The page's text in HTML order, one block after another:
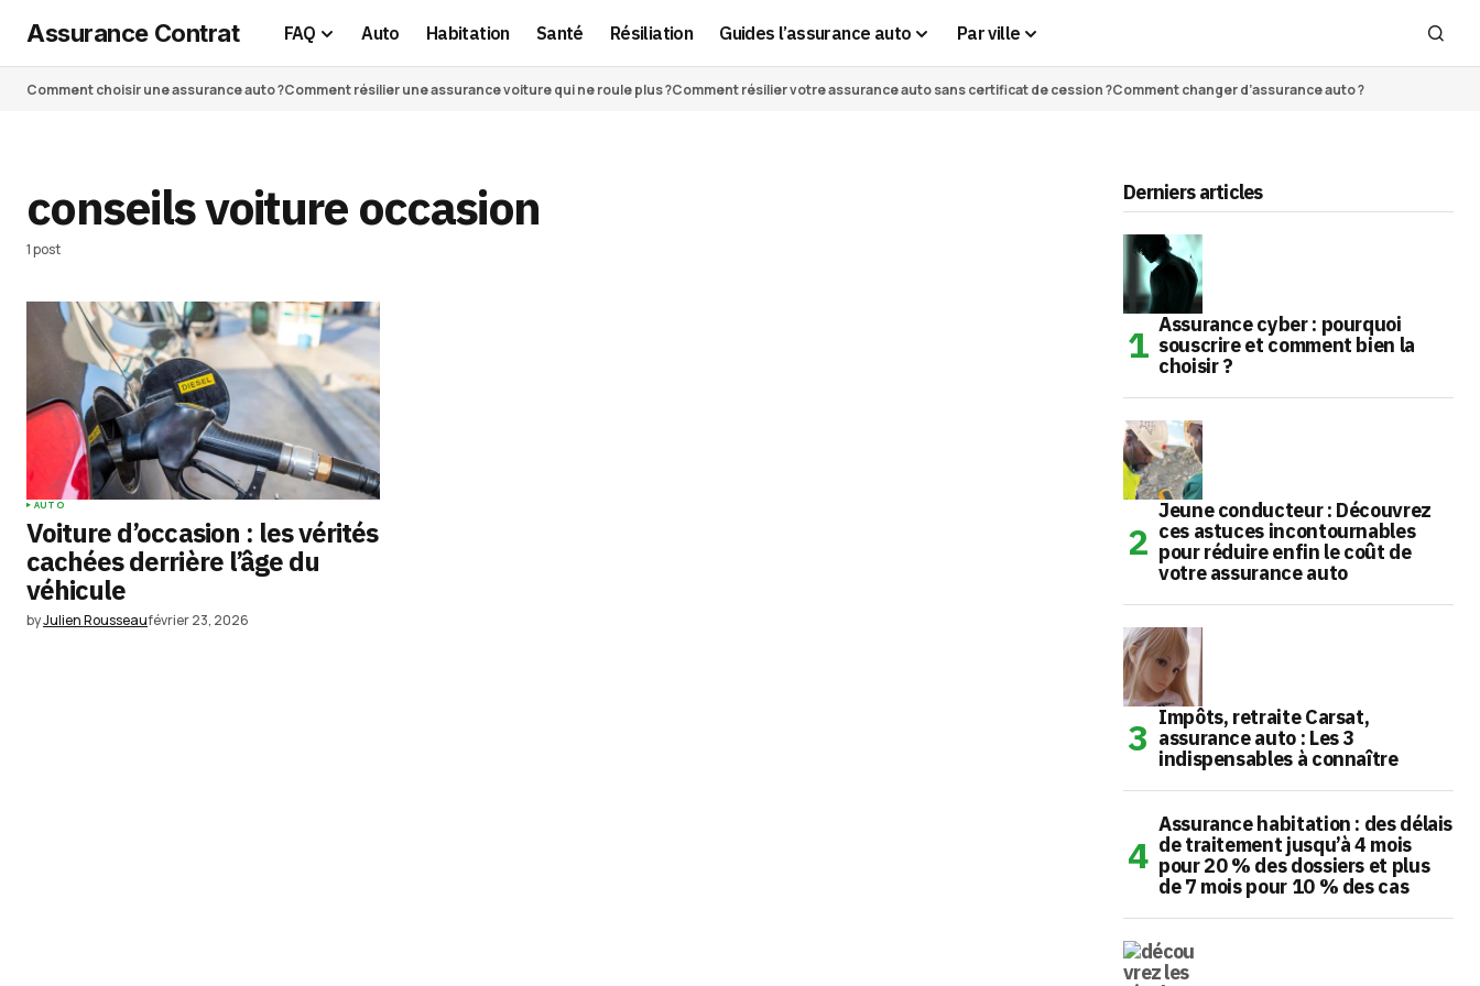
Assurance Contrat FAQ Auto Habitation Santé Résiliation Guides l’assurance auto Par ville
Comment choisir une assurance auto ?Comment résilier une assurance voiture qui ne roule plus ?Comment résilier votre assurance auto sans certificat de cession ?Comment changer d’assurance auto ?
conseils voiture occasion
1 post
AUTO
Voiture d’occasion : les vérités
cachées derrière l’âge du
véhicule
byJulien Rousseaufévrier 23, 2026
Derniers articles
Assurance cyber : pourquoi
souscrire et comment bien la
choisir ?
Jeune conducteur : Découvrez
ces astuces incontournables
pour réduire enfin le coût de
votre assurance auto
Impôts, retraite Carsat,
assurance auto : Les 3
indispensables à connaître
Assurance habitation : des délais
de traitement jusqu’à 4 mois
pour 20 % des dossiers et plus
de 7 mois pour 10 % des cas